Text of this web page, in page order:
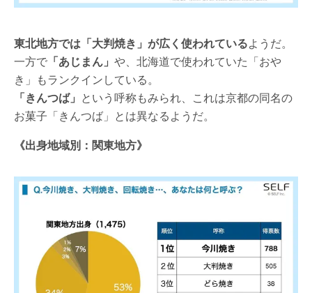
東北地方では「大判焼き」が広く使われているようだ。
一方で 「あじまん」 や、北海道で使われていた「おや
き」もランクインしている。
「きんつば」 という呼称もみられ、これは京都の同名の
お菓子「きんつば」とは異なるようだ。
《出身地域別：関東地方》